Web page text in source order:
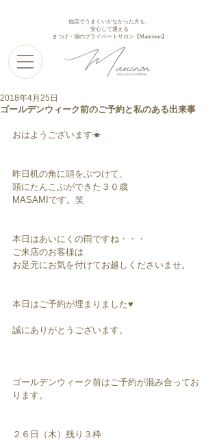
他店でうまくいかなかった方も、
安心して通える
まつげ・眉のプライベートサロン【Maminon】
ゴールデンウィーク前のご予約と私のある出来事
2018年4月25日
おはようございます☀
昨日机の角に頭をぶつけて、
頭にたんこぶができた３０歳
MASAMIです。笑
本日はあいにくの雨ですね・・・
ご来店のお客様は
お足元にお気を付けてお越しくださいませ。
本日はご予約が埋まりました♥︎︎
誠にありがとうございます。
ゴールデンウィーク前はご予約が混み合ってお
ります。
２６日（木）残り３枠